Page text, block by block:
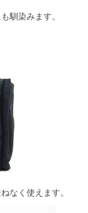
馴染みます。
なく使えます。